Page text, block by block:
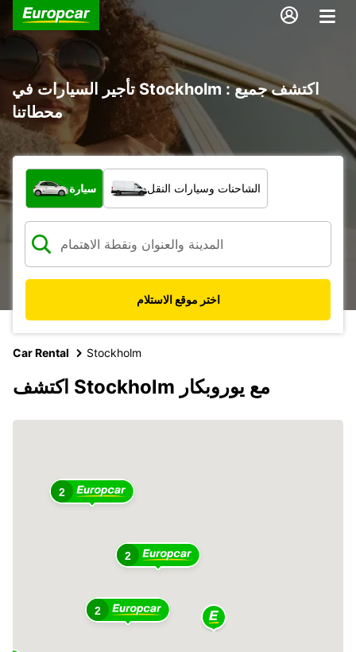
تأجير السيارات في Stockholm : اكتشف جميع
محطاتنا
ما نوع المركبة؟
سيارة الشاحنات وسيارات النقل
اختر موقع الاستلام
Car Rental Stockholm
اكتشف Stockholm مع يوروبكار
2
2
2